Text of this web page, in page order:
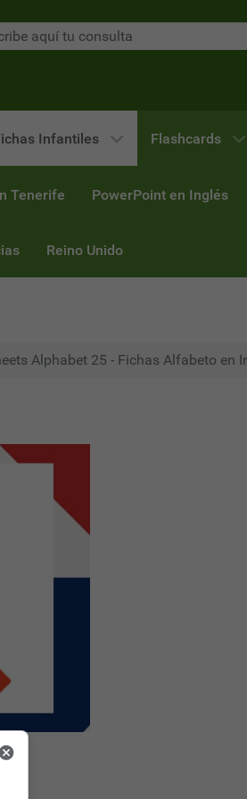
Infantiles Flashcards
Tenerife PowerPoint en Inglés
Reino Unido
Alphabet 25 - Fichas Alfabeto en